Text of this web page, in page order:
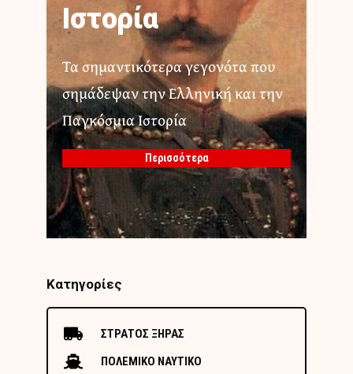
Ιστορία
Τα σημαντικότερα γεγονότα που
σημάδεψαν την Ελληνική και την
Παγκόσμια Ιστορία
Περισσότερα
Κατηγορίες
ΣΤΡΑΤΟΣ ΞΗΡΑΣ
ΠΟΛΕΜΙΚΟ ΝΑΥΤΙΚΟ